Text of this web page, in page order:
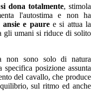
dona totalmente, stimola
l'autostima e non ha
e pauree si attua la
gli umani si riduce di solito
non sono solo di natura
posizione assunta
del cavallo, che produce
sul ritmo ed anche